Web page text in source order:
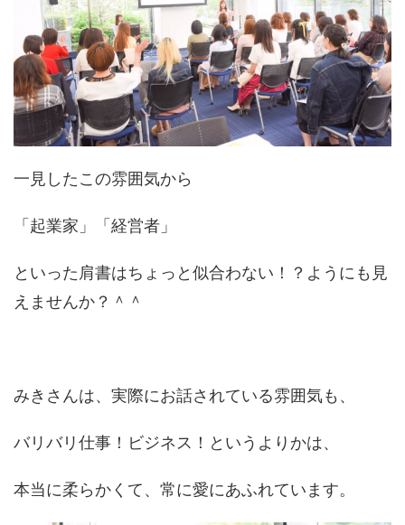
一見したこの雰囲気から
「起業家」「経営者」
といった肩書はちょっと似合わない！？ようにも見
えませんか？＾＾
みきさんは、実際にお話されている雰囲気も、
バリバリ仕事！ビジネス！というよりかは、
本当に柔らかくて、常に愛にあふれています。